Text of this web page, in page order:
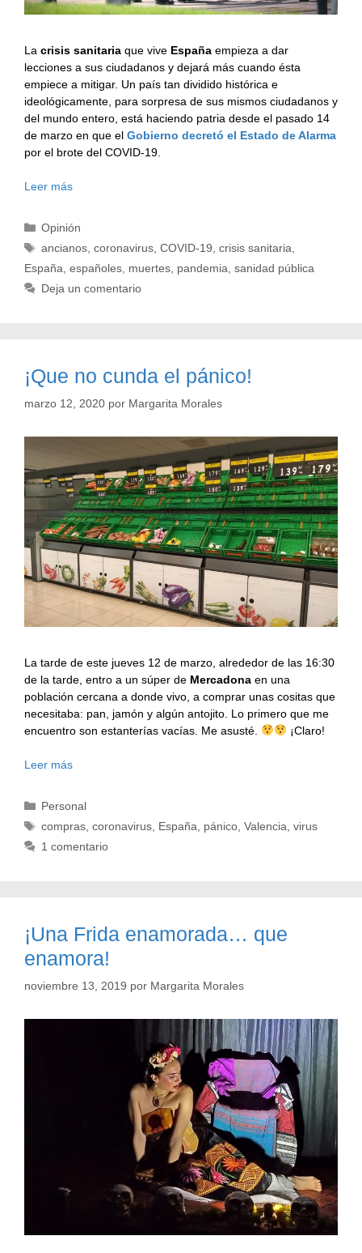
La crisis sanitaria que vive España empieza a dar
lecciones a sus ciudadanos y dejará más cuando ésta
empiece a mitigar. Un país tan dividido histórica e
ideológicamente, para sorpresa de sus mismos ciudadanos y
del mundo entero, está haciendo patria desde el pasado 14
de marzo en que el Gobierno decretó el Estado de Alarma
por el brote del COVID-19.
Leer más
Categorías
Opinión
Etiquetas
ancianos ,coronavirus ,COVID-19 ,crisis sanitaria
España españoles muertes pandemia sanidad pública
Deja un comentario
¡Que no cunda el pánico!
marzo 12, 2020 por Margarita Morales
La tarde de este jueves 12 de marzo, alrededor de las 16:30
de la tarde, entro a un súper de Mercadona en una
población cercana a donde vivo, a comprar unas cositas que
necesitaba: pan, jamón y algún antojito. Lo primero que me
encuentro son estanterías vacías. Me asusté.
¡Claro!
Leer más
Categorías
Personal
Etiquetas
compras ,coronavirus España pánico ,Valencia ,virus
1 comentario
¡Una Frida enamorada… que
enamora!
noviembre 13, 2019 por Margarita Morales